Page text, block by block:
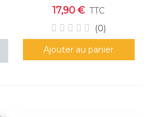
réutilisable
17,90 € TTC
(0)
Ajouter au panier